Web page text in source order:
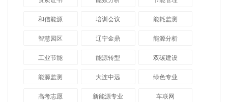
和信能源 培训会议 能耗监测
智慧园区 辽宁金鼎 能源分析
工业节能 能源转型 双碳建设
能源监测 大连中远 绿色专业
高考志愿 新能源专业 车联网